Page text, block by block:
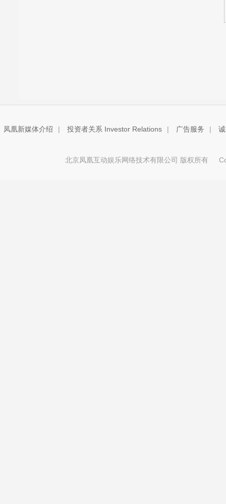
凤凰新媒体介绍 | 投资者关系 Investor Relations | 广告服务 |
北京凤凰互动娱乐网络技术有限公司 版权所有